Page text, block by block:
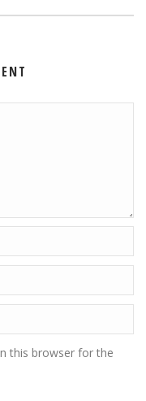
this browser for the